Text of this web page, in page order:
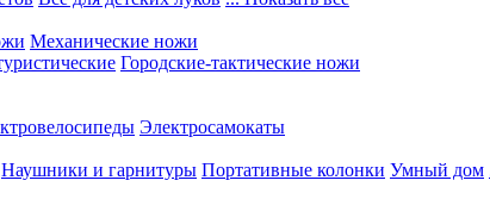
Механические ножи
Городские-тактические ножи
Электросамокаты
Наушники и гарнитуры Портативные колонки Умный дом